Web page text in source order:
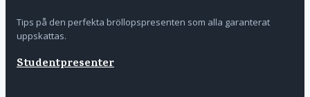
Tips på den perfekta bröllopspresenten som alla garanterat
uppskattas.
Studentpresenter